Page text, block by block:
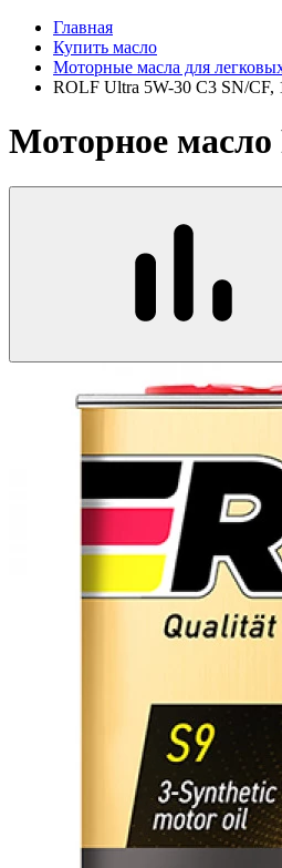
Главная
Купить масло
Моторные масла для
ROLF Ultra 5W-30 C3 SN/CF,
Моторное